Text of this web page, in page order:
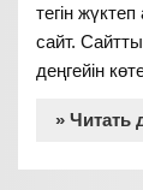
тегін
сайт.
деңгейін
» Читать